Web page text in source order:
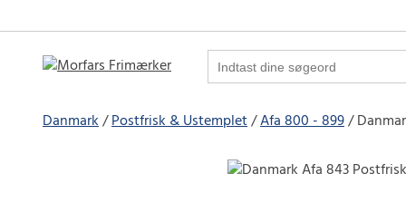
Danmark Postfrisk & Ustemplet Afa 800 - 899